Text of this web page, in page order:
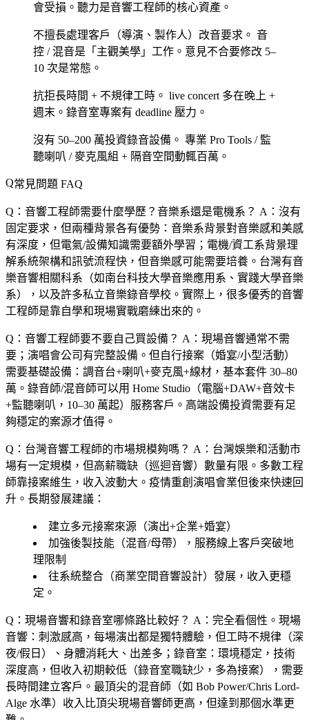
會受損。聽力是音響工程師的核心資產。
不擅長處理客戶（導演、製作人）改音要求。 音
控 / 混音是「主觀美學」工作。意見不合要修改 5–
10 次是常態。
抗拒長時間 + 不規律工時。 live concert 多在晚上 +
週末。錄音室專案有 deadline 壓力。
沒有 50–200 萬投資錄音設備。 專業 Pro Tools / 監
聽喇叭 / 麥克風組 + 隔音空間動輒百萬。
常見問題 FAQ
Q：音響工程師需要什麼學歷？音樂系還是電機系？ A：沒有
固定要求，但兩種背景各有優勢：音樂系背景對音樂感和美感
有深度，但電氣/設備知識需要額外學習；電機/資工系背景理
解系統架構和訊號流程快，但音樂感可能需要培養。台灣有音
樂音響相關科系（如南台科技大學音樂應用系、實踐大學音樂
系），以及許多私立音樂錄音學校。實際上，很多優秀的音響
工程師是靠自學和現場實戰磨練出來的。
Q：音響工程師要不要自己買設備？ A：現場音響通常不需
要；演唱會公司有完整設備。但自行接案（婚宴/小型活動）
需要基礎設備：調音台+喇叭+麥克風+線材，基本套件 30–80
萬。錄音師/混音師可以用 Home Studio（電腦+DAW+音效卡
+監聽喇叭，10–30 萬起）服務客戶。高端設備投資需要有足
夠穩定的案源才值得。
Q：台灣音響工程師的市場規模夠嗎？ A：台灣娛樂和活動市
場有一定規模，但高薪職缺（巡迴音響）數量有限。多數工程
師靠接案維生，收入波動大。疫情重創演唱會業但後來快速回
升。長期發展建議：
建立多元接案來源（演出+企業+婚宴）
加強後製技能（混音/母帶），服務線上客戶突破地
理限制
往系統整合（商業空間音響設計）發展，收入更穩
定。
Q：現場音響和錄音室哪條路比較好？ A：完全看個性。現場
音響：刺激感高，每場演出都是獨特體驗，但工時不規律（深
夜/假日）、身體消耗大、出差多；錄音室：環境穩定，技術
深度高，但收入初期較低（錄音室職缺少，多為接案），需要
長時間建立客戶。最頂尖的混音師（如 Bob Power/Chris Lord-
Alge 水準）收入比頂尖現場音響師更高，但達到那個水準更